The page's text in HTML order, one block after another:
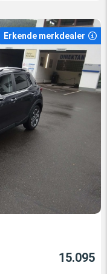
Erkende merkdealer
15.095